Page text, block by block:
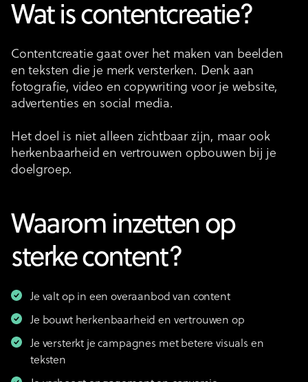
Wat is contentcreatie?
Contentcreatie gaat over het maken van beelden
en teksten die je merk versterken. Denk aan
fotografie, video en copywriting voor je website,
advertenties en social media.
Het doel is niet alleen zichtbaar zijn, maar ook
herkenbaarheid en vertrouwen opbouwen bij je
doelgroep.
Waarom inzetten op
sterke content?
Je valt op in een overaanbod van content
Je bouwt herkenbaarheid en vertrouwen op
Je versterkt je campagnes met betere visuals en
teksten